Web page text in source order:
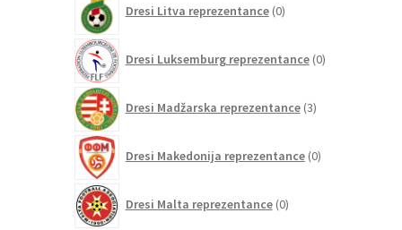
Dresi Litva reprezentance 0izdelkov
Dresi Luksemburg reprezentance 0izdelkov
Dresi Madžarska reprezentance 3izdelki
Dresi Makedonija reprezentance 0izdelkov
Dresi Malta reprezentance 0izdelkov